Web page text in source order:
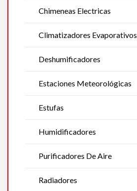
Chimeneas Electricas
Climatizadores Evaporativos
Deshumificadores
Estaciones Meteorológicas
Estufas
Humidificadores
Purificadores De Aire
Radiadores